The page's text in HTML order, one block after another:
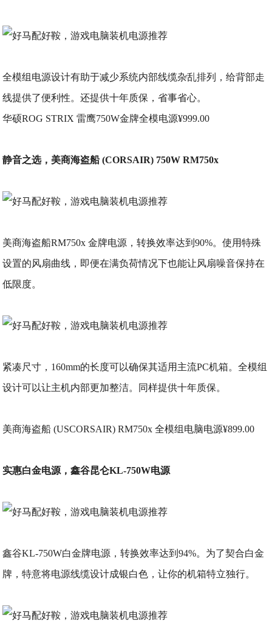
全模组电源设计有助于减少系统内部线缆杂乱排列，给背部走
线提供了便利性。还提供十年质保，省事省心。
华硕ROG STRIX 雷鹰750W金牌全模电源¥999.00
静音之选，美商海盗船 (CORSAIR) 750W RM750x
美商海盗船RM750x 金牌电源，转换效率达到90%。使用特殊
设置的风扇曲线，即便在满负荷情况下也能让风扇噪音保持在
低限度。
紧凑尺寸，160mm的长度可以确保其适用主流PC机箱。全模组
设计可以让主机内部更加整洁。同样提供十年质保。
美商海盗船 (USCORSAIR) RM750x 全模组电脑电源¥899.00
实惠白金电源，鑫谷昆仑KL-750W电源
鑫谷KL-750W白金牌电源，转换效率达到94%。为了契合白金
牌，特意将电源线缆设计成银白色，让你的机箱特立独行。